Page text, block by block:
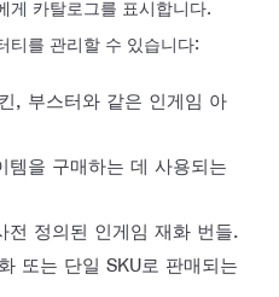
게 카탈로그를 표시합니다.
티를 관리할 수 있습니다:
, 부스터와 같은 인게임 아
을 구매하는 데 사용되는
전 정의된 인게임 재화 번들.
또는 단일 SKU로 판매되는